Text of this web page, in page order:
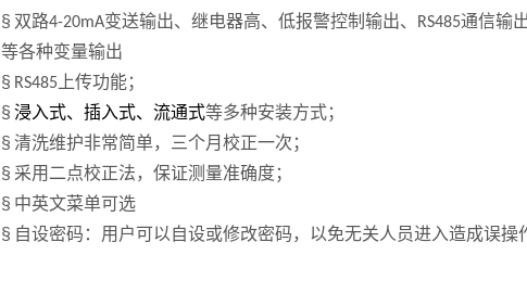
§ 双路4-20mA变送输出、继电器高、低报警控制输出、 RS485通信输
等各种变量输出
§ RS485 上传功能；
§ 浸入式、插入式、流通式等多种安装方式；
§ 清洗维护非常简单，三个月校正一次；
§ 采用二点校正法，保证测量准确度；
§ 中英文菜单可选
§ 自设密码：用户可以自设或修改密码，以免无关人员进入造成误操